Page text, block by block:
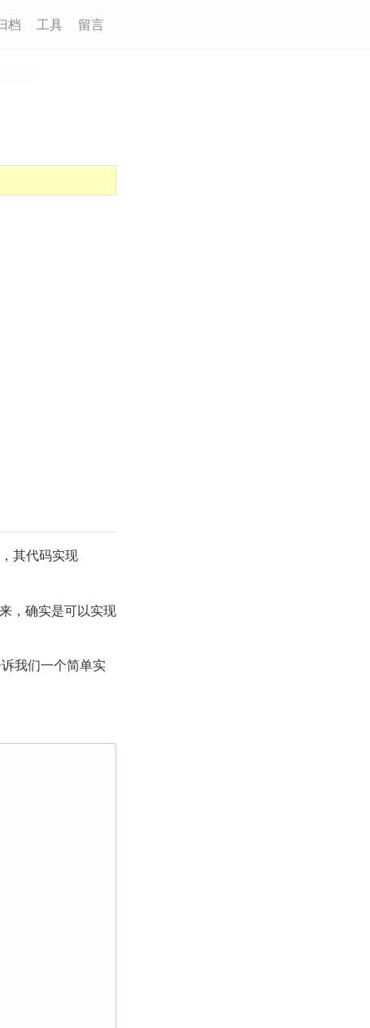
档 工具 留言
其代码实现
，确实是可以实现
我们一个简单实